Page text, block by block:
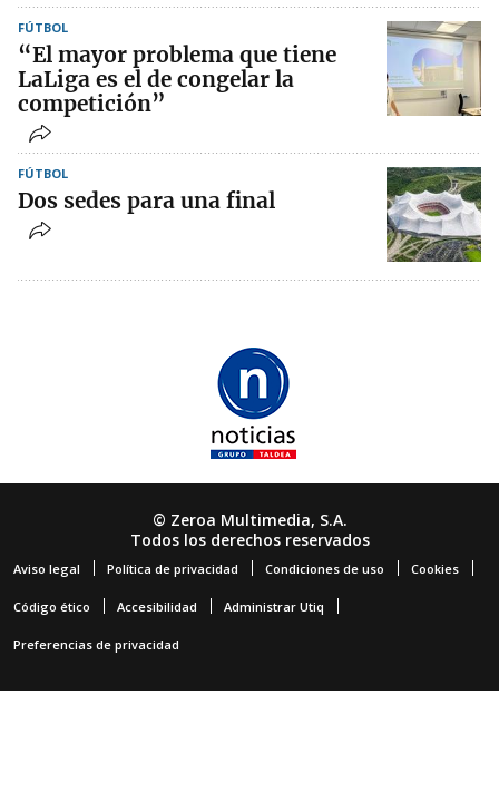
FÚTBOL
“El mayor problema que tiene
LaLiga es el de congelar la
competición”
FÚTBOL
Dos sedes para una final
© Zeroa Multimedia, S.A.
Todos los derechos reservados
Aviso legal Política de privacidad Condiciones de uso Cookies
Código ético Accesibilidad Administrar Utiq
Preferencias de privacidad